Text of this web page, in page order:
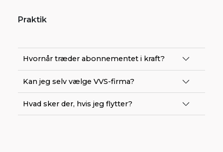
Praktik
Hvornår træder abonnementet i kraft?
Kan jeg selv vælge VVS-firma?
Hvad sker der, hvis jeg flytter?